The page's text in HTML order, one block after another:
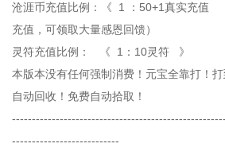
沧涯币充值比例：《 1 ：50+1真实充值
充值，可领取大量感恩回馈）
灵符充值比例： 《 1：10灵符 》
本版本没有任何强制消费！元宝全靠打！
自动回收！免费自动拾取！
---------------------------